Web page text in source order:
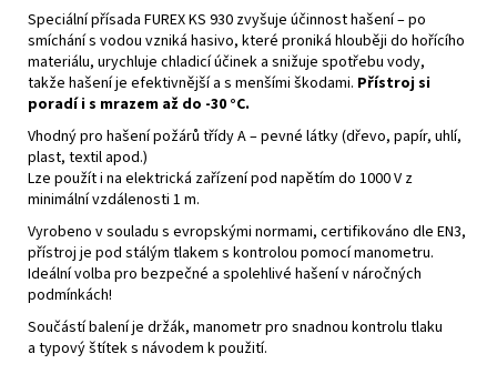
Speciální přísada FUREX KS 930 zvyšuje účinnost hašení – po
smíchání s vodou vzniká hasivo, které proniká hlouběji do hořícího
materiálu, urychluje chladicí účinek a snižuje spotřebu vody,
takže hašení je efektivnější a s menšími škodami. Přístroj si
poradí i s mrazem až do -30 °C.
Vhodný pro hašení požárů třídy A – pevné látky (dřevo, papír, uhlí,
plast, textil apod.)
Lze použít i na elektrická zařízení pod napětím do 1000 V z
minimální vzdálenosti 1 m.
Vyrobeno v souladu s evropskými normami, certifikováno dle EN3,
přístroj je pod stálým tlakem s kontrolou pomocí manometru.
Ideální volba pro bezpečné a spolehlivé hašení v náročných
podmínkách!
Součástí balení je držák, manometr pro snadnou kontrolu tlaku
a typový štítek s návodem k použití.